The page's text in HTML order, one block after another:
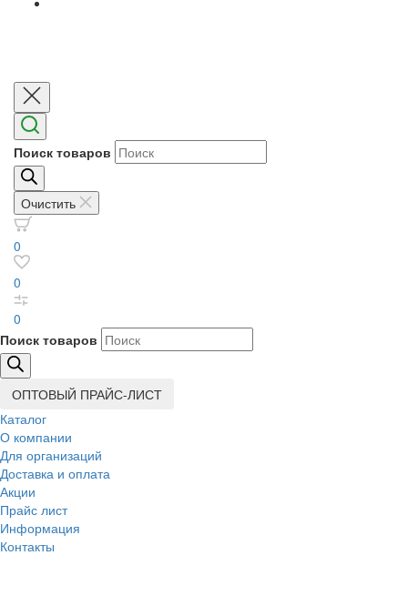
Поиск товаров
Очистить
0
0
0
Поиск товаров
ОПТОВЫЙ ПРАЙС-ЛИСТ
Каталог
О компании
Для организаций
Доставка и оплата
Акции
Прайс лист
Информация
Контакты